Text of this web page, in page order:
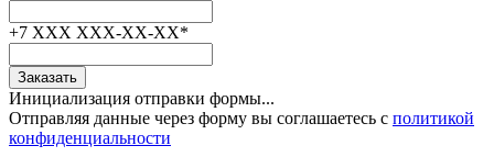
+7 XXX XXX-XX-XX*
Заказать
Инициализация отправки формы...
Отправляя данные через форму вы соглашаетесь с политикой
конфиденциальности